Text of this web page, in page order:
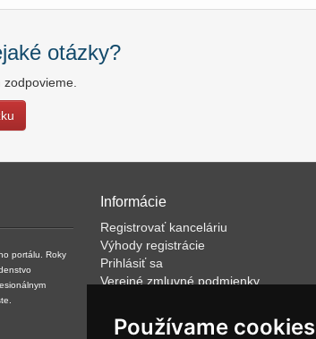
Používame cookies
otázky?
portálu. Roky
Informácie
Registrovať kanceláriu
Výhody registrácie
Prihlásiť sa
Verejné zmluvné podmienky
VOP
FAQ